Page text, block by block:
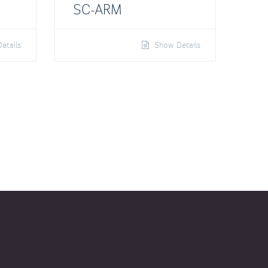
SC-ARM
Show Details